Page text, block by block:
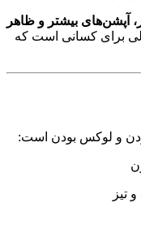
آپشن‌های بیشتر و ظاهر
برای کسانی است که
و لوکس بودن است: